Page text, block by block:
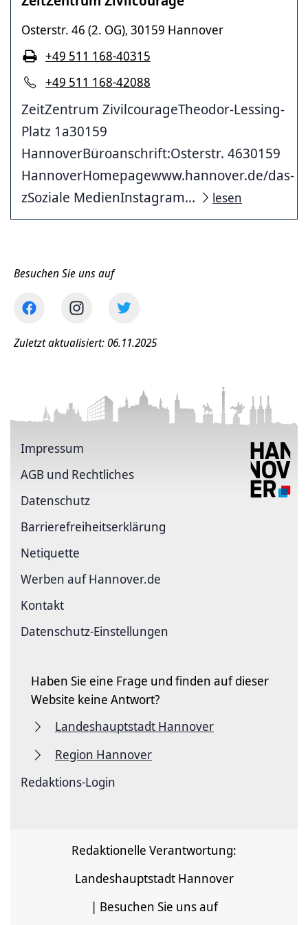
Osterstr. 46 (2. OG), 30159 Hannover
+49 511 168-42088
+49 511 168-40315
ZeitZentrum ZivilcourageTheodor-Lessing-
Platz 1a30159
HannoverBüroanschrift:Osterstr. 4630159
HannoverHomepagewww.hannover.de/das-
zSoziale MedienInstagram...
lesen
Besuchen Sie uns auf
Zuletzt aktualisiert: 06.11.2025
Impressum
AGB und Rechtliches
Datenschutz
Barriere­freiheits­erklärung
Netiquette
Werben auf Hannover.de
Kontakt
Datenschutz-Einstellungen
Haben Sie eine Frage und finden auf dieser
Website keine Antwort?
Landeshauptstadt Hannover
Region Hannover
Redaktions-Login
Redaktionelle Verantwortung:
Landeshauptstadt Hannover
| Besuchen Sie uns auf